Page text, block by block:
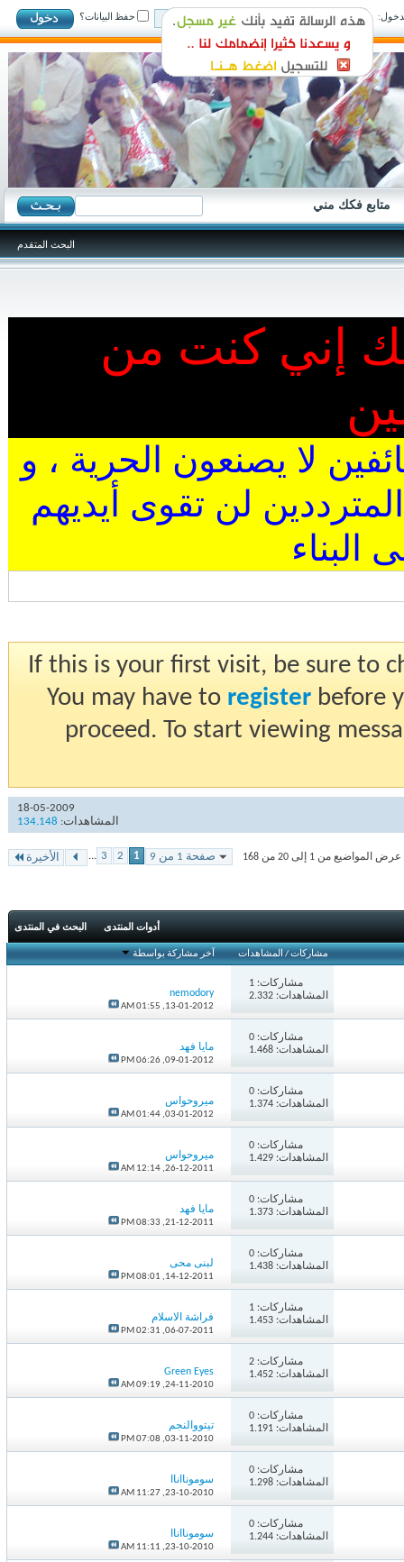
حفظ البيانات؟
متابع فكك مني
البحث المتقدم
إني كنت من
لا يصنعون الحرية ، و
لن تقوى أيديهم
If this is your first visit, be sure to
You may have toregisterbefore
proceed. To start viewing
18-05-2009
المشاهدات: 134.148
صفحة 1 من 9 ... الأخيرة المواضيع من 1 إلى 20 من 168
أدوات المنتدى البحث في المنتدى
مشاركات/المشاهدات آخر مشاركة بواسطة
مشاركات:1
المشاهدات: 2.332
nemodory
13-01-2012,
01:55 AM
مشاركات:0
المشاهدات: 1.468
مايا فهد
09-01-2012,
06:26 PM
مشاركات:0
المشاهدات: 1.374
ميروحواس
03-01-2012,
01:44 AM
مشاركات:0
المشاهدات: 1.429
ميروحواس
26-12-2011,
12:14 AM
مشاركات:0
المشاهدات: 1.373
مايا فهد
21-12-2011,
08:33 PM
مشاركات:0
المشاهدات: 1.438
لبنى محى
14-12-2011,
08:01 PM
مشاركات:1
المشاهدات: 1.453
فراشة الاسلام
06-07-2011,
02:31 PM
مشاركات:2
المشاهدات: 1.452
Green Eyes
24-11-2010,
09:19 AM
مشاركات:0
المشاهدات: 1.191
تيتووالنجم
03-11-2010,
07:08 PM
مشاركات:0
المشاهدات: 1.298
سومونااناا
23-10-2010,
11:27 AM
مشاركات:0
المشاهدات: 1.244
سومونااناا
23-10-2010,
11:11 AM